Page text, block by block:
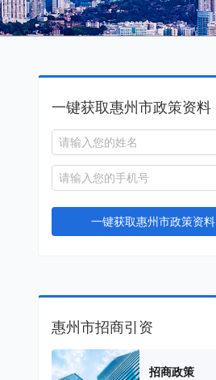
一键获取惠州市政策资料
一键获取惠州市政策资料
惠州市招商引资
招商政策